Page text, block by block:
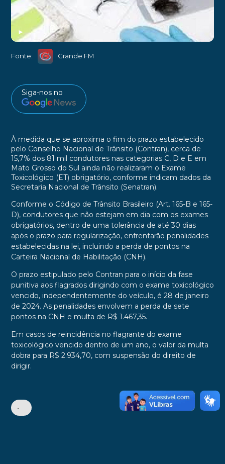
►
Fonte: Grande FM
Siga-nos no
À medida que se aproxima o fim do prazo estabelecido
pelo Conselho Nacional de Trânsito (Contran), cerca de
15,7% dos 81 mil condutores nas categorias C, D e E em
Mato Grosso do Sul ainda não realizaram o Exame
Toxicológico (ET) obrigatório, conforme indicam dados da
Secretaria Nacional de Trânsito (Senatran).
Conforme o Código de Trânsito Brasileiro (Art. 165-B e 165-
D), condutores que não estejam em dia com os exames
obrigatórios, dentro de uma tolerância de até 30 dias
após o prazo para regularização, enfrentarão penalidades
estabelecidas na lei, incluindo a perda de pontos na
Carteira Nacional de Habilitação (CNH).
O prazo estipulado pelo Contran para o início da fase
punitiva aos flagrados dirigindo com o exame toxicológico
vencido, independentemente do veículo, é 28 de janeiro
de 2024. As penalidades envolvem a perda de sete
pontos na CNH e multa de R$ 1.467,35.
Em casos de reincidência no flagrante do exame
toxicológico vencido dentro de um ano, o valor da multa
dobra para R$ 2.934,70, com suspensão do direito de
dirigir.
•